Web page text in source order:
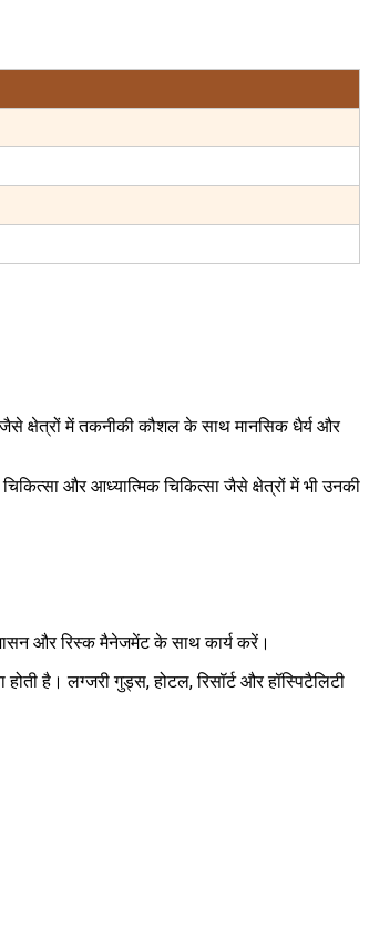
क्षेत्रों में तकनीकी कौशल के साथ मानसिक धैर्य और
और आध्यात्मिक चिकित्सा जैसे क्षेत्रों में भी उनकी
और रिस्क मैनेजमेंट के साथ कार्य करें।
है। लग्जरी गुड्स, होटल, रिसॉर्ट और हॉस्पिटैलिटी